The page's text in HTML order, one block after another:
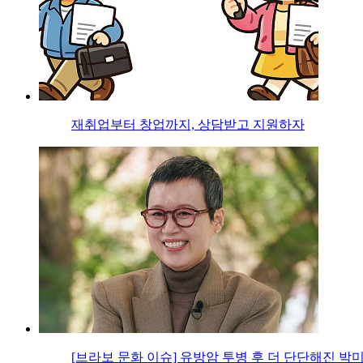
재취업부터 창업까지, 상담받고 지원하자
[브라보 문화 이슈] 유방암 투병 후 더 단단해진 박